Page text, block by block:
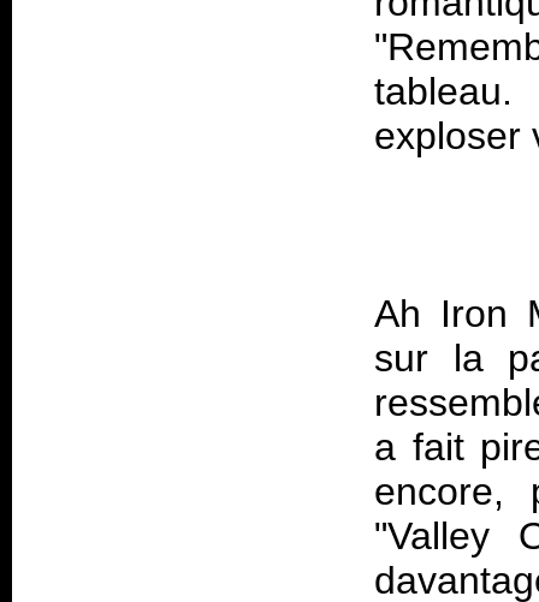
Ah Iron
sur la
a fait
encore,
"Valley